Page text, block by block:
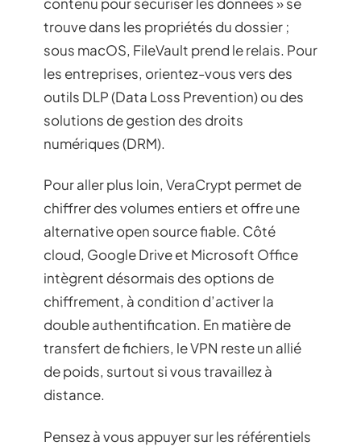
trouve dans les propriétés du dossier ;
sous macOS, FileVault prend le relais. Pour
les entreprises, orientez-vous vers des
outils DLP (Data Loss Prevention) ou des
solutions de gestion des droits
numériques (DRM).
Pour aller plus loin, VeraCrypt permet de
chiffrer des volumes entiers et offre une
alternative open source fiable. Côté
cloud, Google Drive et Microsoft Office
intègrent désormais des options de
chiffrement, à condition d’activer la
double authentification. En matière de
transfert de fichiers, le VPN reste un allié
de poids, surtout si vous travaillez à
distance.
Pensez à vous appuyer sur les référentiels